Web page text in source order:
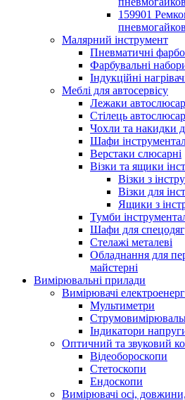
159901
Малярний інструмент
Пневматичні
Фарбувальні
Індукційні
Меблі для автосервісу
Лежаки
Стілець
Чохли та накидки
Шафи
Верстаки слюсарні
Візки та ящики
Візки з
Візки для
Ящики з
Тумби
Шафи для
Стелажі металеві
Обладнання для
майстерні
Вимірювальні прилади
Вимірювачі
Мультиметри
Індикатори
Оптичний та звуковий
Відеобороскопи
Стетоскопи
Ендоскопи
Вимірювачі осі, довжини,